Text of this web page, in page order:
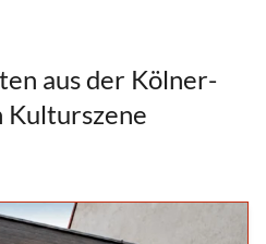
aus der Kölner-
Kulturszene